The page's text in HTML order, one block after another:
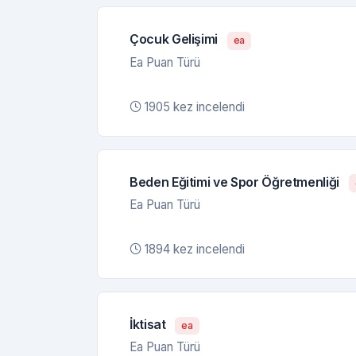
Çocuk Gelişimi ea
Ea Puan Türü
1905 kez incelendi
Beden Eğitimi ve Spor Öğretmenliği
Ea Puan Türü
1894 kez incelendi
İktisat ea
Ea Puan Türü